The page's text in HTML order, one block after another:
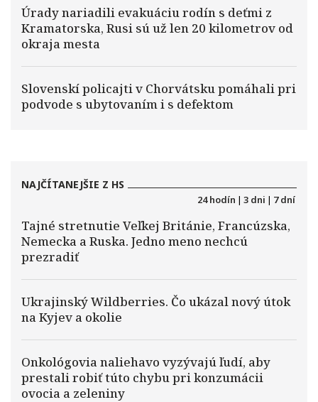
Úrady nariadili evakuáciu rodín s deťmi z
Kramatorska, Rusi sú už len 20 kilometrov od
okraja mesta
Slovenskí policajti v Chorvátsku pomáhali pri
podvode s ubytovaním i s defektom
NAJČÍTANEJŠIE Z HS
24 hodín | 3 dni | 7 dní
Tajné stretnutie Veľkej Británie, Francúzska,
Nemecka a Ruska. Jedno meno nechcú
prezradiť
Ukrajinský Wildberries. Čo ukázal nový útok
na Kyjev a okolie
Onkológovia naliehavo vyzývajú ľudí, aby
prestali robiť túto chybu pri konzumácii
ovocia a zeleniny